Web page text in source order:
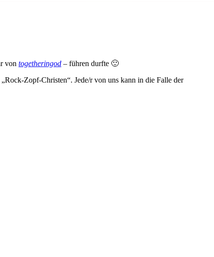
von togetheringod – führen durfte 🙂
Zopf-Christen“. Jede/r von uns kann in die Falle der